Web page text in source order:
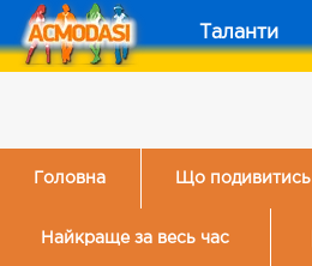
Таланти
Головна Що подивитись
Найкраще за весь час